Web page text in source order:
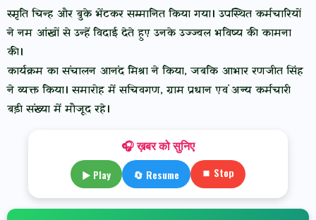
स्मृति चिन्ह और बुके भेंटकर सम्मानित किया गया। उपस्थित कर्मचारियों
ने नम आंखों से उन्हें विदाई देते हुए उनके उज्ज्वल भविष्य की कामना
की।
कार्यक्रम का संचालन आनंद मिश्रा ने किया, जबकि आभार रणजीत सिंह
ने व्यक्त किया। समारोह में सचिवगण, ग्राम प्रधान एवं अन्य कर्मचारी
बड़ी संख्या में मौजूद रहे।
🎧 ख़बर को सुनिए
▶ Play 🔄 Resume ⏹ Stop